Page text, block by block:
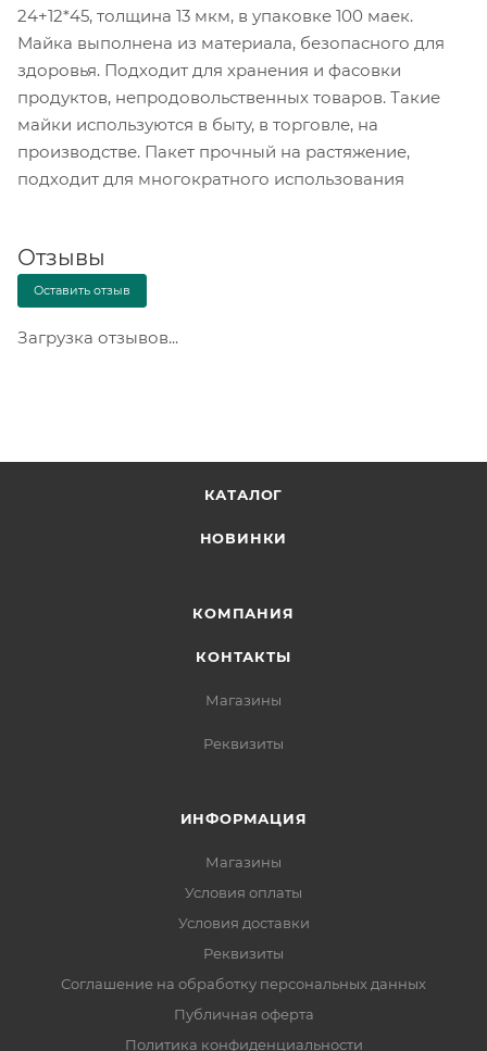
24+12*45, толщина 13 мкм, в упаковке 100 маек.
Майка выполнена из материала, безопасного для
здоровья. Подходит для хранения и фасовки
продуктов, непродовольственных товаров. Такие
майки используются в быту, в торговле, на
производстве. Пакет прочный на растяжение,
подходит для многократного использования
Отзывы
Оставить отзыв
Загрузка отзывов...
КАТАЛОГ
НОВИНКИ
КОМПАНИЯ
КОНТАКТЫ
Магазины
Реквизиты
ИНФОРМАЦИЯ
Магазины
Условия оплаты
Условия доставки
Реквизиты
Соглашение на обработку персональных данных
Публичная оферта
Политика конфиденциальности